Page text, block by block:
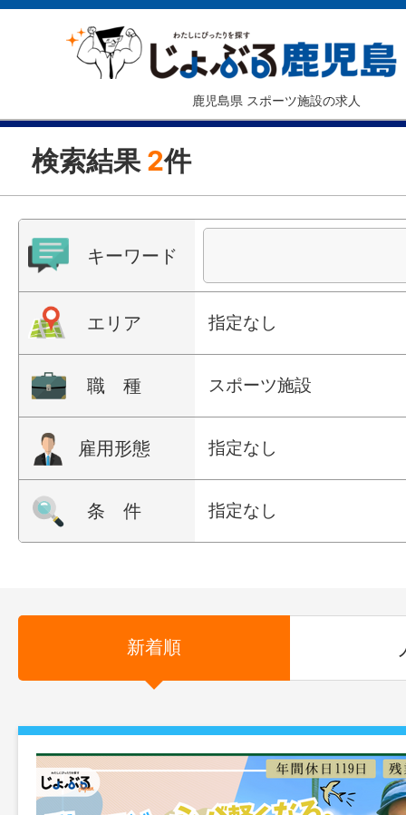
鹿児島県 スポーツ施設の求人
検索結果 2件
キーワード
エリア 指定なし
職 種 スポーツ施設
雇用形態 指定なし
条 件 指定なし
新着順